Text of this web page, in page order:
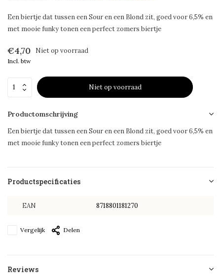
Een biertje dat tussen een Sour en een Blond zit, goed voor 6,5% en
met mooie funky tonen een perfect zomers biertje
€4,70 Niet op voorraad
Incl. btw
Niet op voorraad
Productomschrijving
Een biertje dat tussen een Sour en een Blond zit, goed voor 6,5% en
met mooie funky tonen een perfect zomers biertje
Productspecificaties
EAN 8718801181270
Vergelijk Delen
Reviews